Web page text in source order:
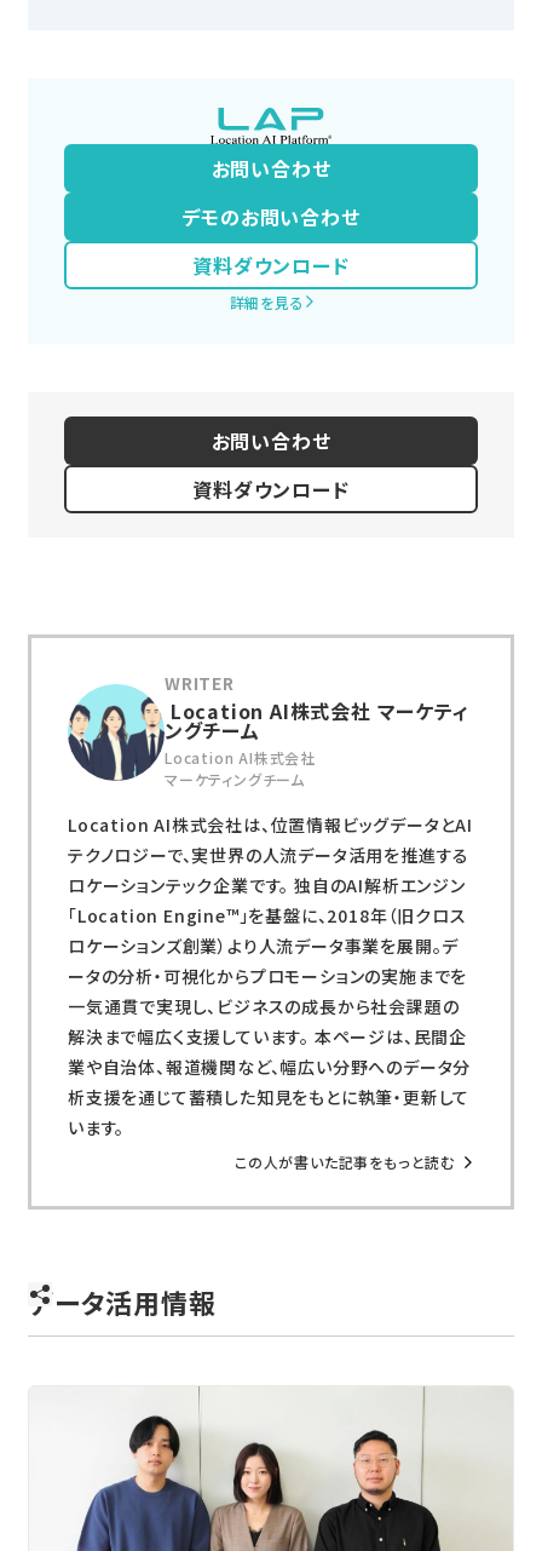
お問い合わせ
デモのお問い合わせ
資料ダウンロード
詳細を見る
お問い合わせ
資料ダウンロード
Location AI株式会社 マーケティ
ングチーム
Location AI株式会社
マーケティングチーム
Location AI株式会社は、位置情報ビッグデータとAI
テクノロジーで、実世界の人流データ活用を推進する
ロケーションテック企業です。 独自のAI解析エンジン
「Location Engine™」を基盤に、2018年（旧クロス
ロケーションズ創業）より人流データ事業を展開。デ
ータの分析・可視化からプロモーションの実施までを
一気通貫で実現し、ビジネスの成長から社会課題の
解決まで幅広く支援しています。 本ページは、民間企
業や自治体、報道機関など、幅広い分野へのデータ分
析支援を通じて蓄積した知見をもとに執筆・更新して
います。
この人が書いた記事をもっと読む
データ活用情報